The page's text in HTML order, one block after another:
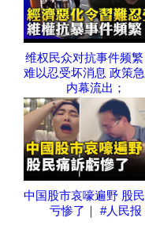
维权民众对抗事件频繁
难以忍受坏消息 政策
内幕流出；
中国股市哀嚎遍野 股
亏惨了｜ #人民报